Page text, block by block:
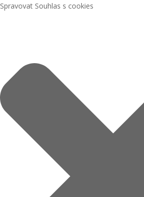
Spravovat Souhlas s cookies